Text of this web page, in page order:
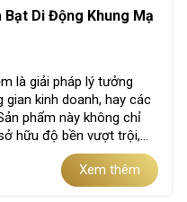
Di Động Khung Mạ
là giải pháp lý tưởng
kinh doanh, hay các
phẩm này không chỉ
hữu độ bền vượt trội,
Xem thêm